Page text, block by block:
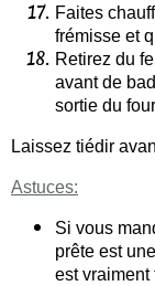
Faites
frémisse et
Retirez du
avant de
sortie du
Laissez tiédir
Astuces:
Si vous
prête est
est vraiment